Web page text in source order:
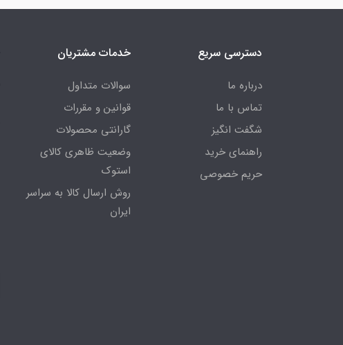
دسترسی سریع
درباره ما
تماس با ما
شگفت انگیز
راهنمای خرید
حریم خصوصی
خدمات مشتریان
سوالات متداول
قوانین و مقررات
گارانتی محصولات
وضعیت ظاهری کالای
استوک
روش ارسال کالا به سراسر
ایران